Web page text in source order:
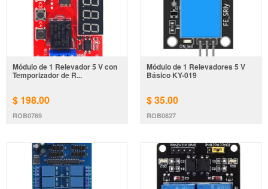
Módulo de 1 Relevador 5 V con
Temporizador de R...
$ 198.00
ROB0769
Módulo de 1 Relevadores 5 V
Básico KY-019
$ 35.00
ROB0827